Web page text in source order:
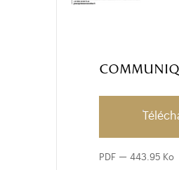
PDF 443.95 Ko